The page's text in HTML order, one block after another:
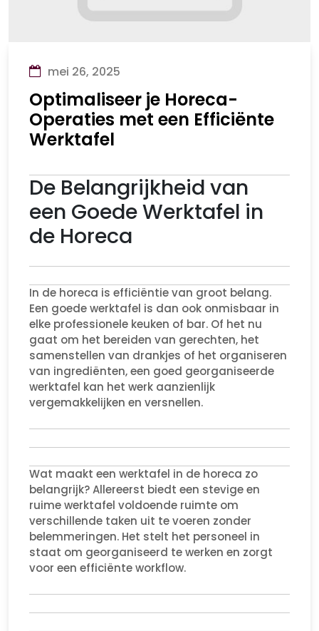
mei 26, 2025
Optimaliseer je Horeca-
Operaties met een Efficiënte
Werktafel
De Belangrijkheid van
een Goede Werktafel in
de Horeca
In de horeca is efficiëntie van groot belang.
Een goede werktafel is dan ook onmisbaar in
elke professionele keuken of bar. Of het nu
gaat om het bereiden van gerechten, het
samenstellen van drankjes of het organiseren
van ingrediënten, een goed georganiseerde
werktafel kan het werk aanzienlijk
vergemakkelijken en versnellen.
Wat maakt een werktafel in de horeca zo
belangrijk? Allereerst biedt een stevige en
ruime werktafel voldoende ruimte om
verschillende taken uit te voeren zonder
belemmeringen. Het stelt het personeel in
staat om georganiseerd te werken en zorgt
voor een efficiënte workflow.